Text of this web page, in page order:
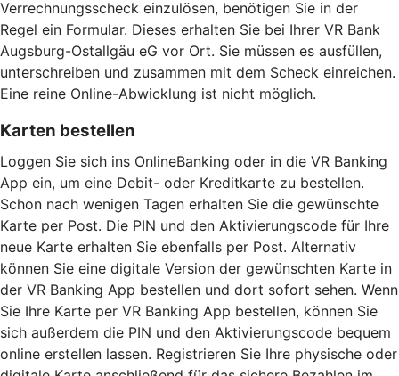
Verrechnungsscheck einzulösen, benötigen Sie in der
Regel ein Formular. Dieses erhalten Sie bei Ihrer VR Bank
Augsburg-Ostallgäu eG vor Ort. Sie müssen es ausfüllen,
unterschreiben und zusammen mit dem Scheck einreichen.
Eine reine Online-Abwicklung ist nicht möglich.
Karten bestellen
Loggen Sie sich ins OnlineBanking oder in die VR Banking
App ein, um eine Debit- oder Kreditkarte zu bestellen.
Schon nach wenigen Tagen erhalten Sie die gewünschte
Karte per Post. Die PIN und den Aktivierungscode für Ihre
neue Karte erhalten Sie ebenfalls per Post. Alternativ
können Sie eine digitale Version der gewünschten Karte in
der VR Banking App bestellen und dort sofort sehen. Wenn
Sie Ihre Karte per VR Banking App bestellen, können Sie
sich außerdem die PIN und den Aktivierungscode bequem
online erstellen lassen. Registrieren Sie Ihre physische oder